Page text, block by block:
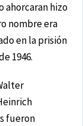
ahorcaran hizo
nombre era
en la prisión
1946.
fueron